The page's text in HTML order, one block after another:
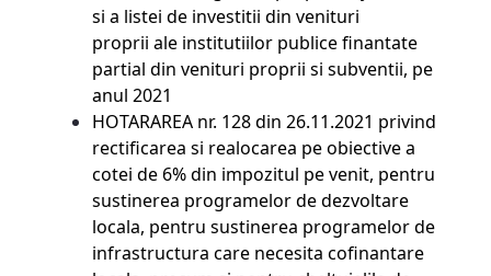
si a listei de investitii din venituri
proprii ale institutiilor publice finantate
partial din venituri proprii si subventii, pe
anul 2021
HOTARAREA nr. 128 din 26.11.2021 privind
rectificarea si realocarea pe obiective a
cotei de 6% din impozitul pe venit, pentru
sustinerea programelor de dezvoltare
locala, pentru sustinerea programelor de
infrastructura care necesita cofinantare